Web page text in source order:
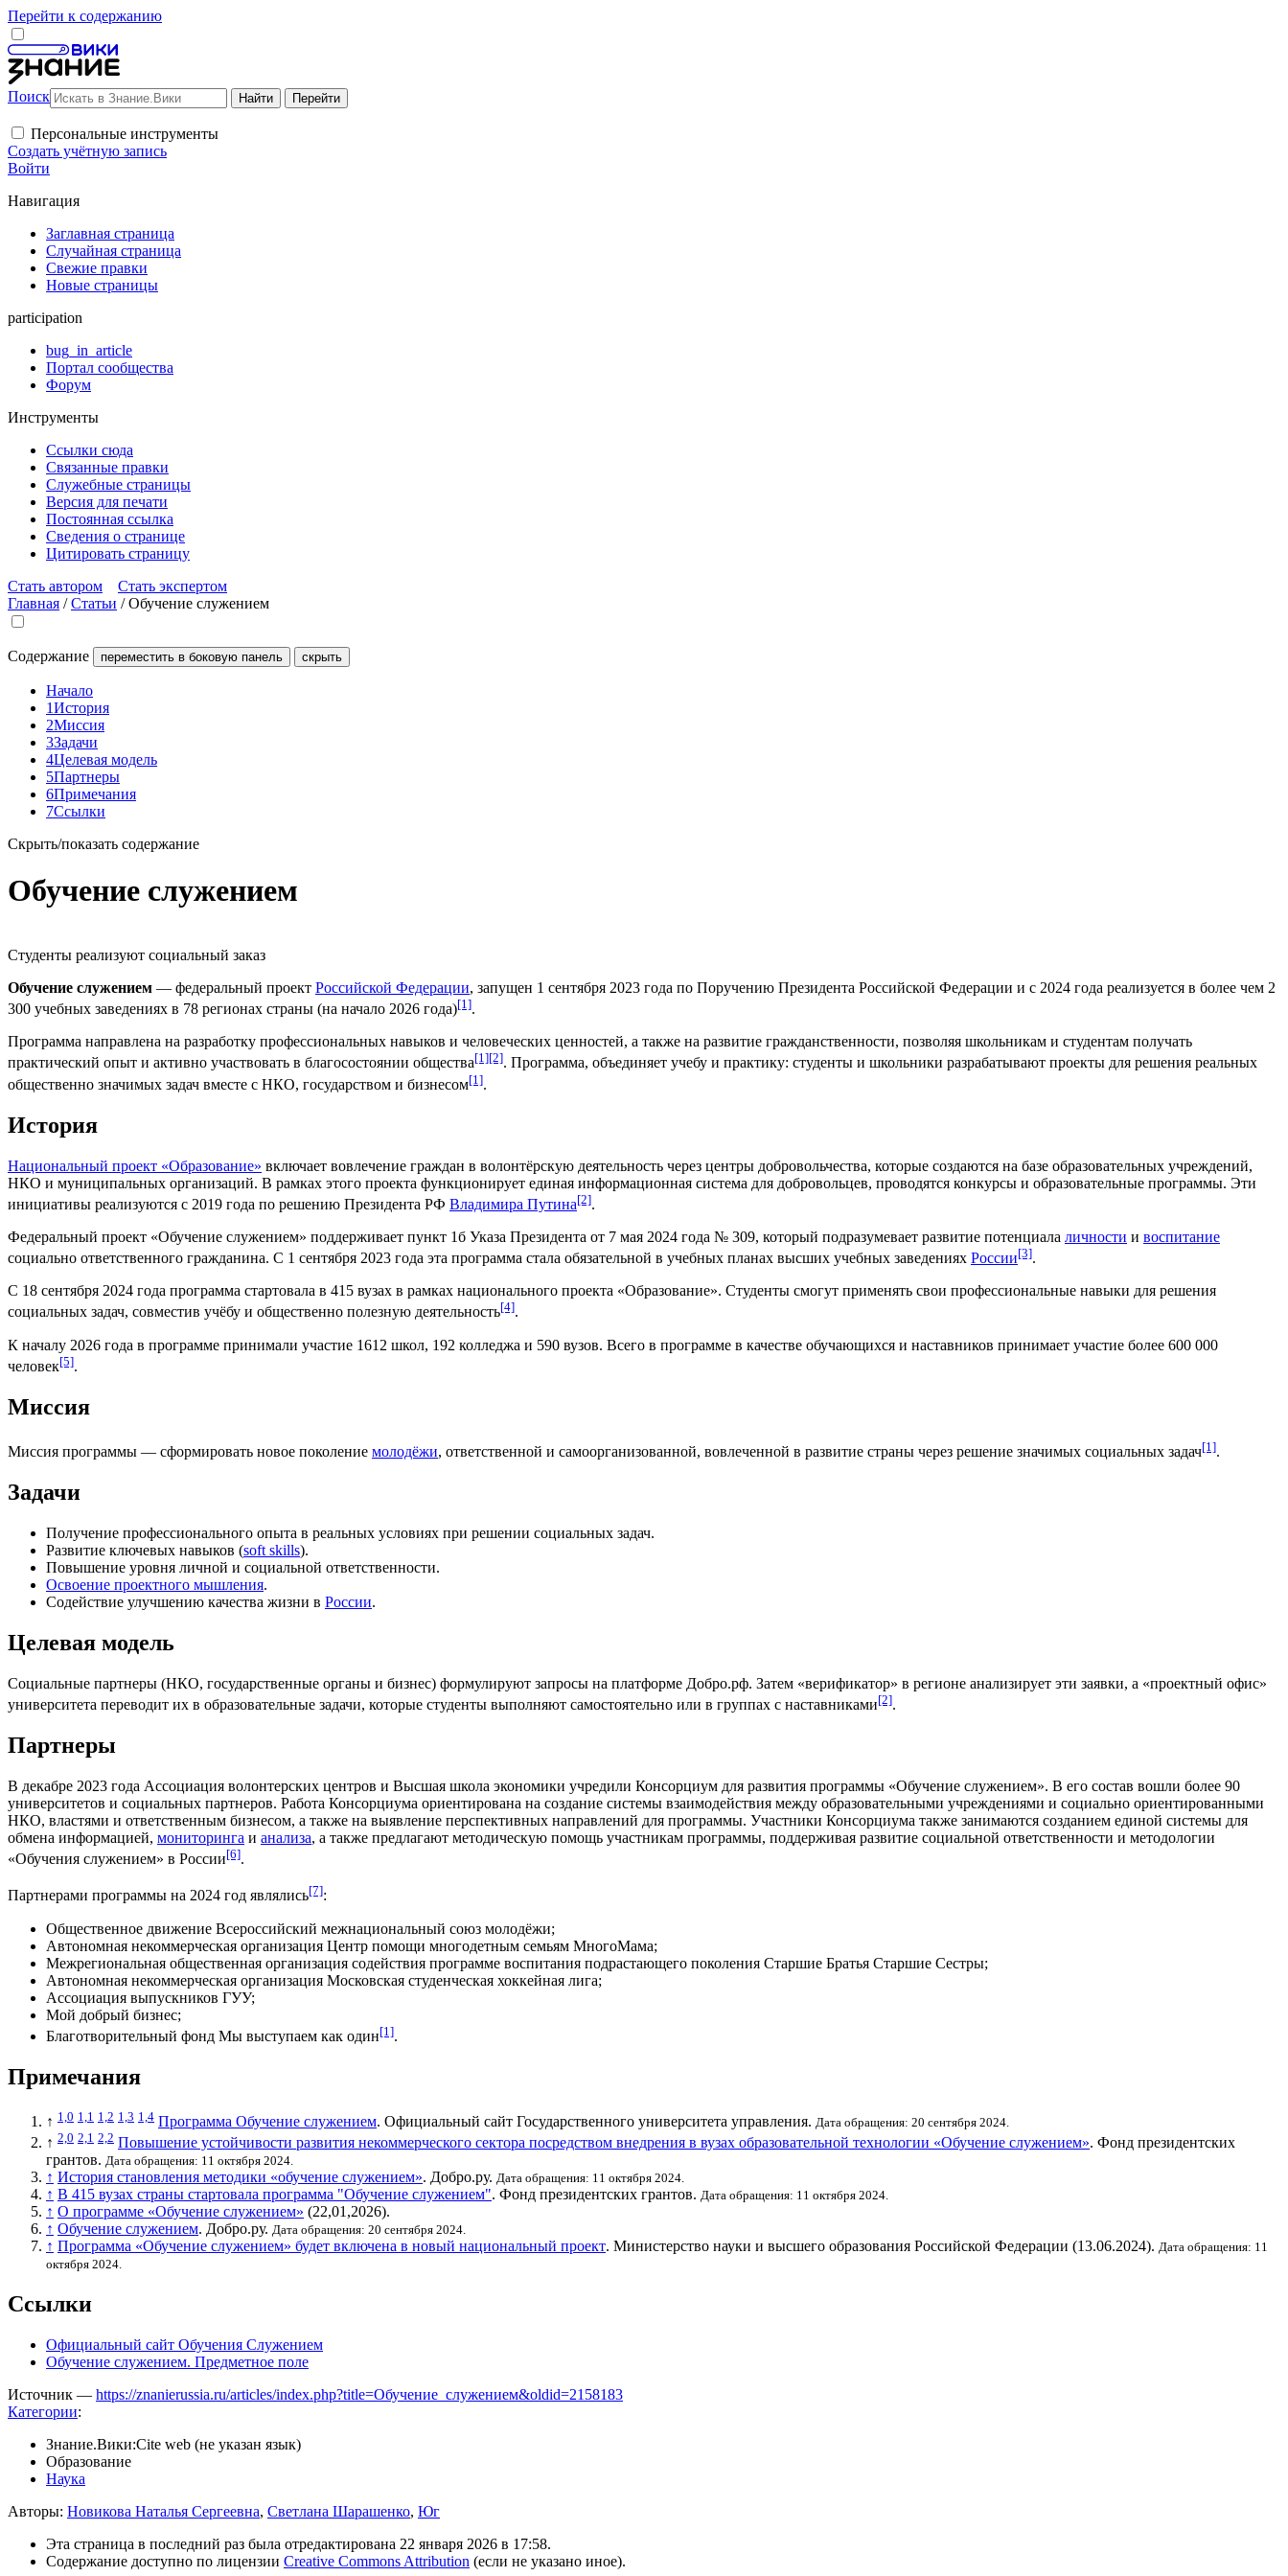
Перейти к содержанию
Поиск
Персональные инструменты
Создать учётную запись
Войти
Навигация
Заглавная страница
Случайная страница
Свежие правки
Новые страницы
participation
bug_in_article
Портал сообщества
Форум
Инструменты
Ссылки сюда
Связанные правки
Служебные страницы
Версия для печати
Постоянная ссылка
Сведения о странице
Цитировать страницу
Стать автором
Стать экспертом
Главная /Статьи /Обучение служением
Содержание переместить в боковую панель скрыть
Начало
1История
2Миссия
3Задачи
4Целевая модель
5Партнеры
6Примечания
7Ссылки
Скрыть/показать содержание
Обучение служением
Студенты реализуют социальный заказ
Обучение служением — федеральный проект Российской Федерации, запущен 1 сентября 2023 года по Поручению Президента Российской Федерации и с 2024 года реализуется в более чем 2
300 учебных заведениях в 78 регионах страны (на начало 2026 года)[1].
Программа направлена на разработку профессиональных навыков и человеческих ценностей, а также на развитие гражданственности, позволяя школьникам и студентам получать
практический опыт и активно участвовать в благосостоянии общества[1][2]. Программа, объединяет учебу и практику: студенты и школьники разрабатывают проекты для решения реальных
общественно значимых задач вместе с НКО, государством и бизнесом[1].
История
Национальный проект «Образование» включает вовлечение граждан в волонтёрскую деятельность через центры добровольчества, которые создаются на базе образовательных учреждений,
НКО и муниципальных организаций. В рамках этого проекта функционирует единая информационная система для добровольцев, проводятся конкурсы и образовательные программы. Эти
инициативы реализуются с 2019 года по решению Президента РФ Владимира Путина[2].
Федеральный проект «Обучение служением» поддерживает пункт 1б Указа Президента от 7 мая 2024 года № 309, который подразумевает развитие потенциала личности и воспитание
социально ответственного гражданина. С 1 сентября 2023 года эта программа стала обязательной в учебных планах высших учебных заведениях России[3].
С 18 сентября 2024 года программа стартовала в 415 вузах в рамках национального проекта «Образование». Студенты смогут применять свои профессиональные навыки для решения
социальных задач, совместив учёбу и общественно полезную деятельность[4].
К началу 2026 года в программе принимали участие 1612 школ, 192 колледжа и 590 вузов. Всего в программе в качестве обучающихся и наставников принимает участие более 600 000
человек[5].
Миссия
Миссия программы — сформировать новое поколение молодёжи, ответственной и самоорганизованной, вовлеченной в развитие страны через решение значимых социальных задач[1].
Задачи
Получение профессионального опыта в реальных условиях при решении социальных задач.
Развитие ключевых навыков (soft skills).
Повышение уровня личной и социальной ответственности.
Освоение проектного мышления.
Содействие улучшению качества жизни в России.
Целевая модель
Социальные партнеры (НКО, государственные органы и бизнес) формулируют запросы на платформе Добро.рф. Затем «верификатор» в регионе анализирует эти заявки, а «проектный офис»
университета переводит их в образовательные задачи, которые студенты выполняют самостоятельно или в группах с наставниками[2].
Партнеры
В декабре 2023 года Ассоциация волонтерских центров и Высшая школа экономики учредили Консорциум для развития программы «Обучение служением». В его состав вошли более 90
университетов и социальных партнеров. Работа Консорциума ориентирована на создание системы взаимодействия между образовательными учреждениями и социально ориентированными
НКО, властями и ответственным бизнесом, а также на выявление перспективных направлений для программы. Участники Консорциума также занимаются созданием единой системы для
обмена информацией, мониторинга и анализа, а также предлагают методическую помощь участникам программы, поддерживая развитие социальной ответственности и методологии
«Обучения служением» в России[6].
Партнерами программы на 2024 год являлись[7]:
Общественное движение Всероссийский межнациональный союз молодёжи;
Автономная некоммерческая организация Центр помощи многодетным семьям МногоМама;
Межрегиональная общественная организация содействия программе воспитания подрастающего поколения Старшие Братья Старшие Сестры;
Автономная некоммерческая организация Московская студенческая хоккейная лига;
Ассоциация выпускников ГУУ;
Мой добрый бизнес;
Благотворительный фонд Мы выступаем как один[1].
Примечания
↑ 1,0 1,1 1,2 1,3 1,4 Программа Обучение служением. Официальный сайт Государственного университета управления. Дата обращения: 20 сентября 2024.
↑ 2,0 2,1 2,2 Повышение устойчивости развития некоммерческого сектора посредством внедрения в вузах образовательной технологии «Обучение служением». Фонд президентских
грантов. Дата обращения: 11 октября 2024.
↑ История становления методики «обучение служением». Добро.ру. Дата обращения: 11 октября 2024.
↑ В 415 вузах страны стартовала программа "Обучение служением". Фонд президентских грантов. Дата обращения: 11 октября 2024.
↑ О программе «Обучение служением» (22,01,2026).
↑ Обучение служением. Добро.ру. Дата обращения: 20 сентября 2024.
↑ Программа «Обучение служением» будет включена в новый национальный проект. Министерство науки и высшего образования Российской Федерации (13.06.2024). Дата обращения: 11
октября 2024.
Ссылки
Официальный сайт Обучения Служением
Обучение служением. Предметное поле
Источник — https://znanierussia.ru/articles/index.php?title=Обучение_служением&oldid=2158183
Категории:
Знание.Вики:Cite web (не указан язык)
Образование
Наука
Авторы: Новикова Наталья Сергеевна, Светлана Шарашенко, Юг
Эта страница в последний раз была отредактирована 22 января 2026 в 17:58.
Содержание доступно по лицензии Creative Commons Attribution (если не указано иное).